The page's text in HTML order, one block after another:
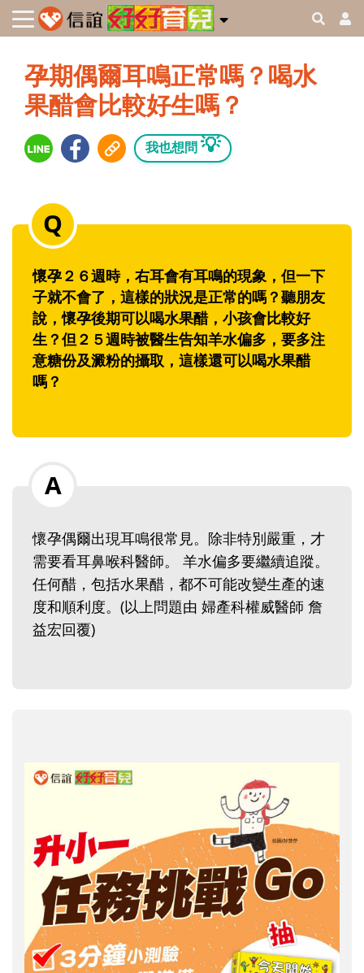
孕期偶爾耳鳴正常嗎？喝水
果醋會比較好生嗎？
我也想問 💡
懷孕２６週時，右耳會有耳鳴的現象，但一下
子就不會了，這樣的狀況是正常的嗎？聽朋友
說，懷孕後期可以喝水果醋，小孩會比較好
生？但２５週時被醫生告知羊水偏多，要多注
意糖份及澱粉的攝取，這樣還可以喝水果醋
嗎？
懷孕偶爾出現耳鳴很常見。除非特別嚴重，才
需要看耳鼻喉科醫師。 羊水偏多要繼續追蹤。
任何醋，包括水果醋，都不可能改變生產的速
度和順利度。(以上問題由 婦產科權威醫師 詹
益宏回覆)